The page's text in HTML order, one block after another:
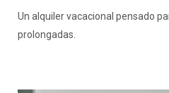
Un alquiler vacacional pensado
prolongadas.